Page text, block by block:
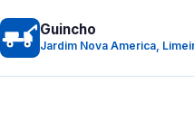
Guincho
Jardim Nova America,